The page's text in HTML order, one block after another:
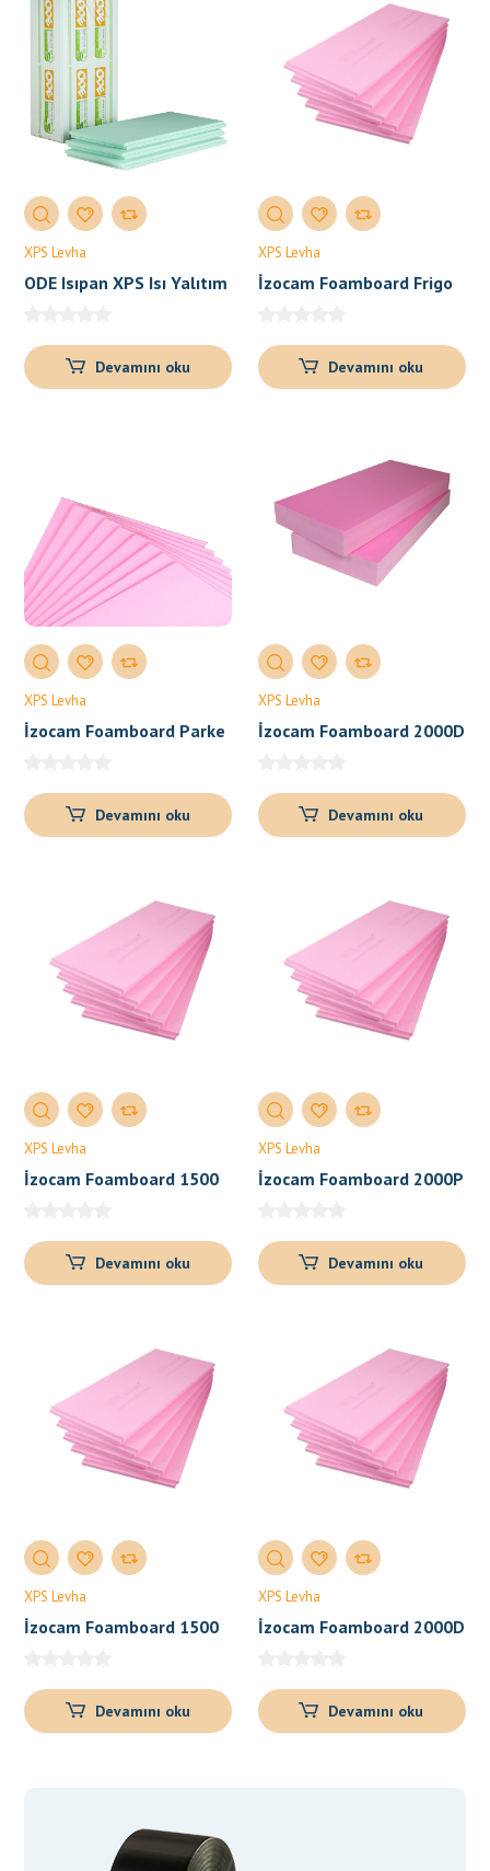
XPS Levha
ODE Isıpan XPS Isı Yalıtım
Devamını oku
XPS Levha
İzocam Foamboard Frigo
Devamını oku
XPS Levha
İzocam Foamboard Parke
Devamını oku
XPS Levha
İzocam Foamboard 2000D
Devamını oku
XPS Levha
İzocam Foamboard 1500
Devamını oku
XPS Levha
İzocam Foamboard 2000P
Devamını oku
XPS Levha
İzocam Foamboard 1500
Devamını oku
XPS Levha
İzocam Foamboard 2000D
Devamını oku